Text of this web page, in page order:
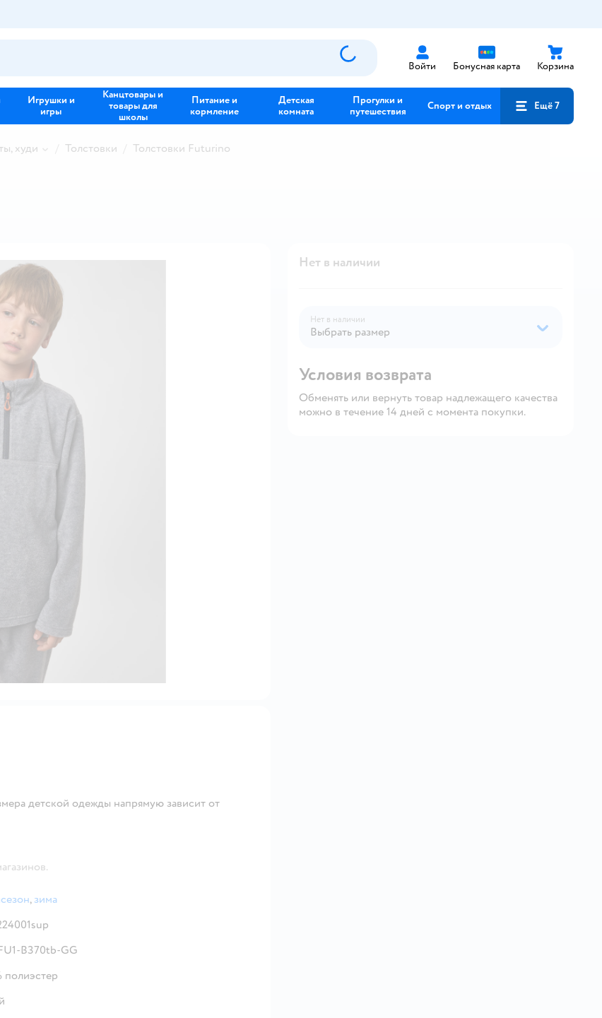
Войти Бонусная карта Корзина
Игрушки и
игры
Канцтовары и
товары для
школы
Питание и
кормление
Детская
комната
Прогулки и
путешествия
Спорт и отдых Ещё 7
худи Толстовки Толстовки Futurino
Нет в наличии
Нет в наличии
Выбрать размер
Условия возврата
Обменять или вернуть товар надлежащего качества
можно в течение 14 дней с момента покупки.
детской одежды напрямую зависит от
,зима
B370tb-GG
полиэстер